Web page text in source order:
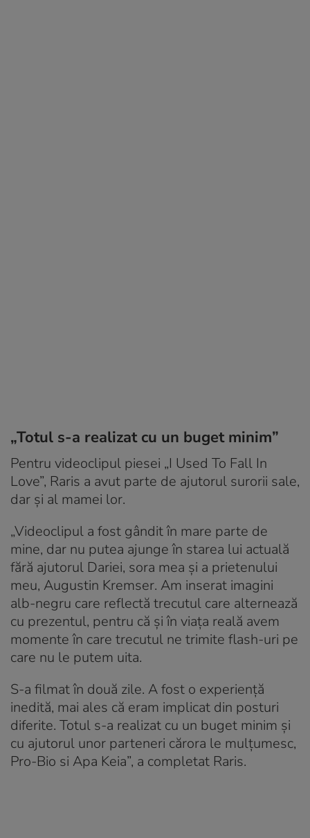
„Totul s-a realizat cu un buget minim”
Pentru videoclipul piesei „I Used To Fall In
Love”, Raris a avut parte de ajutorul surorii sale,
dar și al mamei lor.
„Videoclipul a fost gândit în mare parte de
mine, dar nu putea ajunge în starea lui actuală
fără ajutorul Dariei, sora mea și a prietenului
meu, Augustin Kremser. Am inserat imagini
alb-negru care reflectă trecutul care alternează
cu prezentul, pentru că și în viața reală avem
momente în care trecutul ne trimite flash-uri pe
care nu le putem uita.
S-a filmat în două zile. A fost o experiență
inedită, mai ales că eram implicat din posturi
diferite. Totul s-a realizat cu un buget minim și
cu ajutorul unor parteneri cărora le mulțumesc,
Pro-Bio si Apa Keia”, a completat Raris.